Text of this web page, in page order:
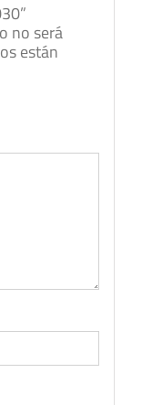
no será
están